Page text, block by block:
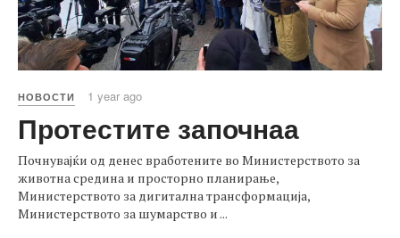
НОВОСТИ 1 year ago
Протестите започнаа
Почнувајќи од денес вработените во Министерството за
животна средина и просторно планирање,
Министерството за дигитална трансформација,
Министерството за шумарство и ...